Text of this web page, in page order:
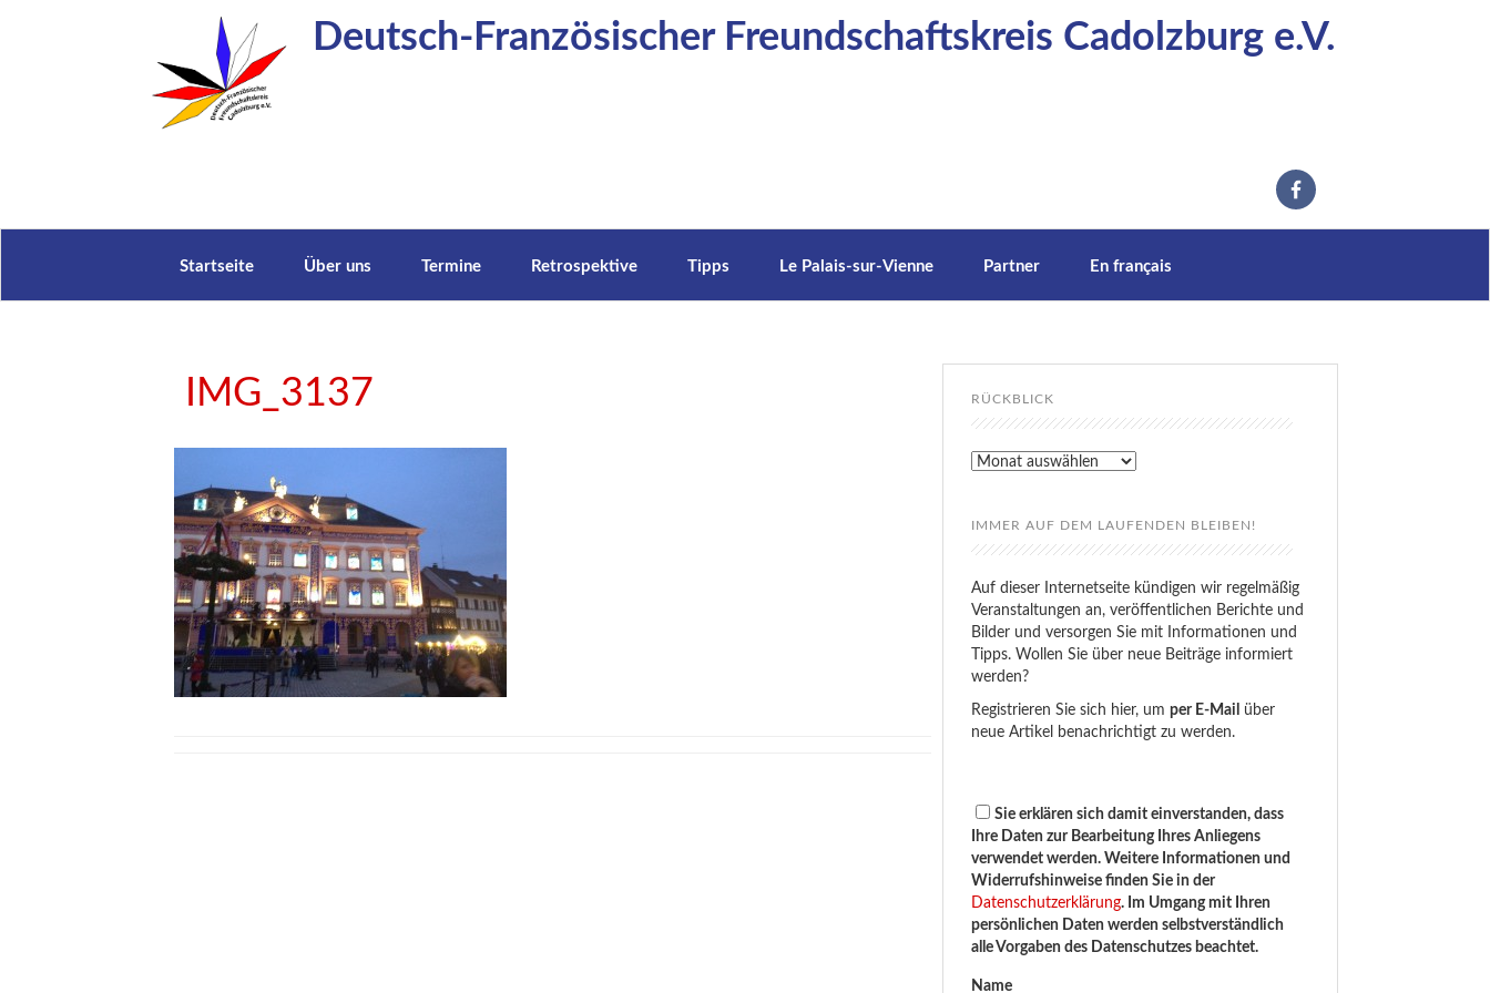
Deutsch-Französischer Freundschaftskreis Cadolzburg e.V.
Startseite Über uns Termine Retrospektive Tipps Le Palais-sur-Vienne Partner En français
IMG_3137 RÜCKBLICK
Rückblick
IMMER AUF DEM LAUFENDEN BLEIBEN!
Auf dieser Internetseite kündigen wir regelmäßig
Veranstaltungen an, veröffentlichen Berichte und
Bilder und versorgen Sie mit Informationen und
Tipps. Wollen Sie über neue Beiträge informiert
werden?
Registrieren Sie sich hier, umper E-Mail
über
neue Artikel benachrichtigt zu werden.
Sie erklären sich damit einverstanden, dass
Ihre Daten zur Bearbeitung Ihres Anliegens
verwendet werden. Weitere Informationen und
Widerrufshinweise finden Sie in der
Datenschutzerklärung. Im Umgang mit Ihren
persönlichen Daten werden selbstverständlich
alle Vorgaben des Datenschutzes beachtet.
Name